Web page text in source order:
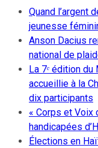
Quand l’argent
jeunesse
Anson Dacius
national de
La 7ᵉ édition
accueillie à la
dix participants
« Corps et Voix
handicapées
Élections en